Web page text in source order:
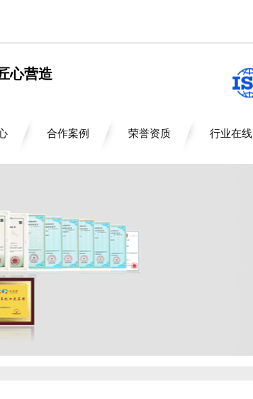
心营造
合作案例 荣誉资质 行业在线